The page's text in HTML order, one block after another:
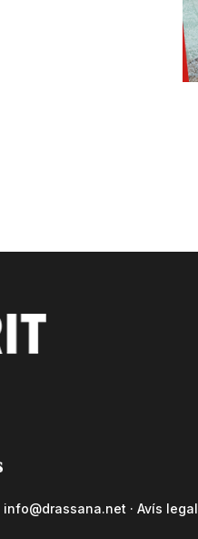
info@drassana.net · Avís legal